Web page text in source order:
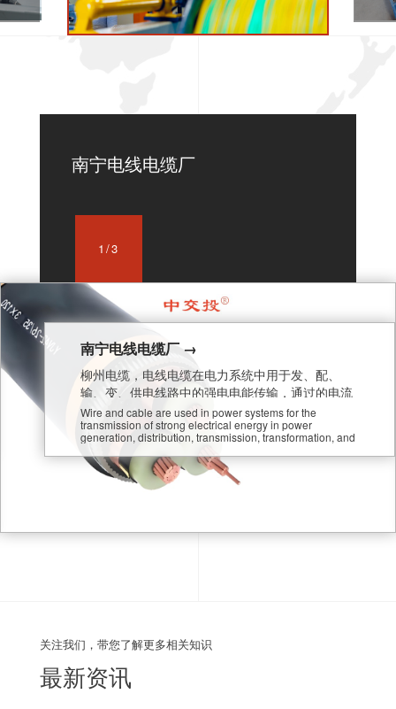
证
南宁电线电缆厂 →
柳州电缆，电线电缆在电力系统中用于发、配、
输、变、供电线路中的强电电能传输，通过的电流
大，电压高。
Wire and cable are used in power systems for the
transmission of strong electrical energy in power
generation, distribution, transmission, transformation, and
through them.
1/3
南宁电线电缆厂
关注我们，带您了解更多相关知识
最新资讯